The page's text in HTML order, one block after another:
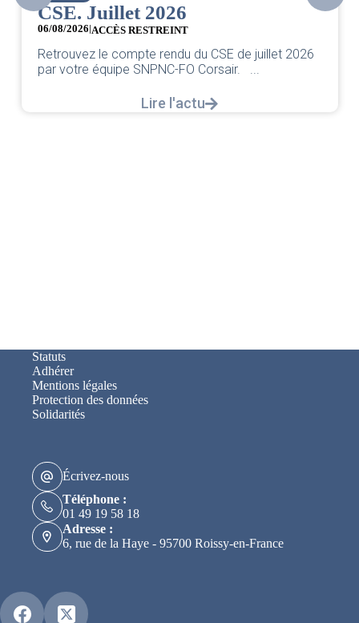
CSE. Juillet 2026
06/08/2026|ACCÈS RESTREINT
Retrouvez le compte rendu du CSE de juillet 2026
par votre équipe SNPNC-FO Corsair. ...
Lire l'actu
Statuts
Adhérer
Mentions légales
Protection des données
Solidarités
Écrivez-nous
Téléphone :
01 49 19 58 18
Adresse :
6, rue de la Haye - 95700 Roissy-en-France